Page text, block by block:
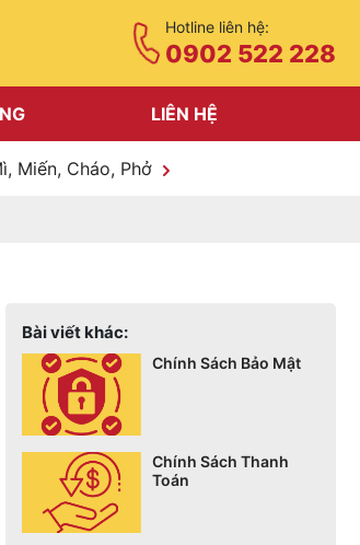
Hotline liên hệ:
0902 522 228
LIÊN HỆ
Miến, Cháo, Phở
Bài viết khác:
Chính Sách Bảo Mật
Chính Sách Thanh
Toán